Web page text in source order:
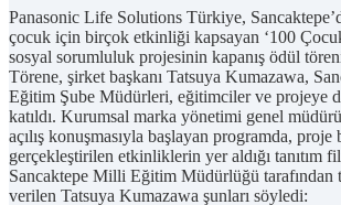
Panasonic Life Solutions Türkiye,
çocuk için birçok etkinliği kapsayan ‘100
sosyal sorumluluk projesinin kapanış ödül
Törene, şirket başkanı Tatsuya Kumazawa,
Eğitim Şube Müdürleri, eğitimciler ve projeye
katıldı. Kurumsal marka yönetimi genel
açılış konuşmasıyla başlayan programda, proje
gerçekleştirilen etkinliklerin yer aldığı tanıtım
Sancaktepe Milli Eğitim Müdürlüğü tarafından
verilen Tatsuya Kumazawa şunları söyledi: